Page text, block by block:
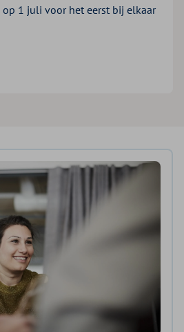
1 juli voor het eerst bij elkaar